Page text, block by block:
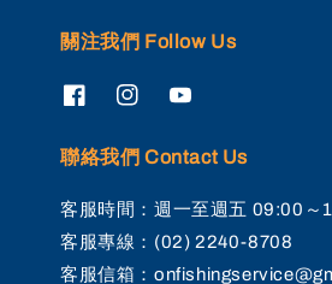
關注我們 Follow Us
聯絡我們 Contact Us
客服時間：週一至週五 09:00～
客服專線：(02) 2240-8708
客服信箱：